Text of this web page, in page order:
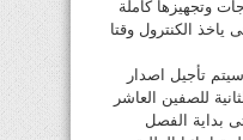
وتجهيزها كاملة
ياخذ الكنترول وقتا
تأجيل اصدار
للصفين العاشر
بداية الفصل